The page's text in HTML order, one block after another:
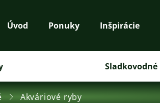
Úvod Ponuky Inšpirácie
Sladkovodné
Akváriové ryby